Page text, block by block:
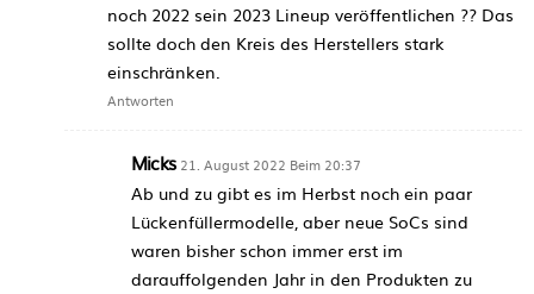
noch 2022 sein 2023 Lineup veröffentlichen ?? Das
sollte doch den Kreis des Herstellers stark
einschränken.
Antworten
Micks 21. August 2022 Beim 20:37
Ab und zu gibt es im Herbst noch ein paar
Lückenfüllermodelle, aber neue SoCs sind
waren bisher schon immer erst im
darauffolgenden Jahr in den Produkten zu